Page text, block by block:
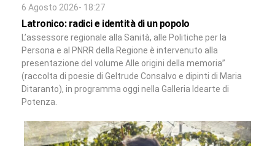
6 Agosto 2026- 18:27
Latronico: radici e identità di un popolo
L’assessore regionale alla Sanità, alle Politiche per la
Persona e al PNRR della Regione è intervenuto alla
presentazione del volume Alle origini della memoria”
(raccolta di poesie di Geltrude Consalvo e dipinti di Maria
Ditaranto), in programma oggi nella Galleria Idearte di
Potenza.